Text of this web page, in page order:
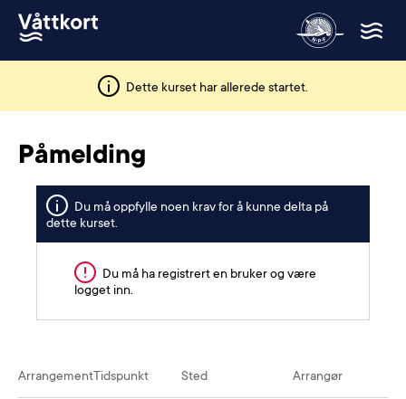
Dette kurset har allerede startet.
Påmelding
Du må oppfylle noen krav for å kunne delta på
dette kurset.
Du må ha registrert en bruker og være
logget inn.
ArrangementTidspunkt Sted Arrangør